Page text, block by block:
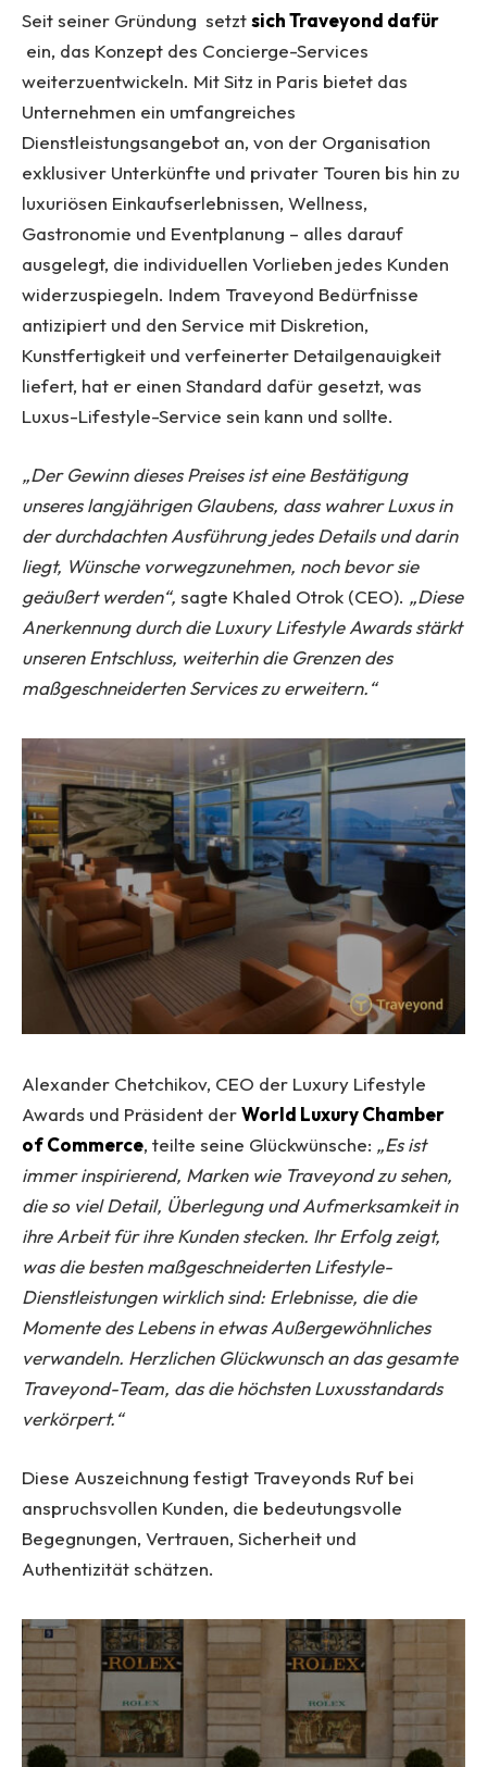
Seit seiner Gründung setztsich Traveyond dafür
ein, das Konzept des Concierge-Services
weiterzuentwickeln. Mit Sitz in Paris bietet das
Unternehmen ein umfangreiches
Dienstleistungsangebot an, von der Organisation
exklusiver Unterkünfte und privater Touren bis hin zu
luxuriösen Einkaufserlebnissen, Wellness,
Gastronomie und Eventplanung – alles darauf
ausgelegt, die individuellen Vorlieben jedes Kunden
widerzuspiegeln. Indem Traveyond Bedürfnisse
antizipiert und den Service mit Diskretion,
Kunstfertigkeit und verfeinerter Detailgenauigkeit
liefert, hat er einen Standard dafür gesetzt, was
Luxus-Lifestyle-Service sein kann und sollte.
„Der Gewinn dieses Preises ist eine Bestätigung
unseres langjährigen Glaubens, dass wahrer Luxus in
der durchdachten Ausführung jedes Details und darin
liegt, Wünsche vorwegzunehmen, noch bevor sie
geäußert werden“, sagte Khaled Otrok (CEO). „Diese
Anerkennung durch die Luxury Lifestyle Awards stärkt
unseren Entschluss, weiterhin die Grenzen des
maßgeschneiderten Services zu erweitern.“
Alexander Chetchikov, CEO der Luxury Lifestyle
Awards und Präsident derWorld Luxury Chamber
of Commerce, teilte seine Glückwünsche: „Es ist
immer inspirierend, Marken wie Traveyond zu sehen,
die so viel Detail, Überlegung und Aufmerksamkeit in
ihre Arbeit für ihre Kunden stecken. Ihr Erfolg zeigt,
was die besten maßgeschneiderten Lifestyle-
Dienstleistungen wirklich sind: Erlebnisse, die die
Momente des Lebens in etwas Außergewöhnliches
verwandeln. Herzlichen Glückwunsch an das gesamte
Traveyond-Team, das die höchsten Luxusstandards
verkörpert.“
Diese Auszeichnung festigt Traveyonds Ruf bei
anspruchsvollen Kunden, die bedeutungsvolle
Begegnungen, Vertrauen, Sicherheit und
Authentizität schätzen.